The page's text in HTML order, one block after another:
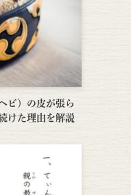
ビ）の皮が張ら
けた理由を解説